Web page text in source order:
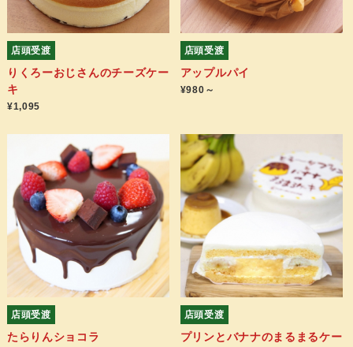
店頭受渡
りくろーおじさんのチーズケー
キ
¥1,095
店頭受渡
アップルパイ
¥980～
店頭受渡
たらりんショコラ
店頭受渡
プリンとバナナのまるまるケー